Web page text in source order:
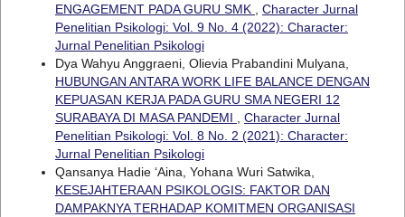
ENGAGEMENT PADA GURU SMK
Character Jurnal
Penelitian Psikologi: Vol. 9 No. 4 (2022): Character:
Jurnal Penelitian Psikologi
Dya Wahyu Anggraeni, Olievia Prabandini Mulyana,
HUBUNGAN ANTARA WORK LIFE BALANCE DENGAN
KEPUASAN KERJA PADA GURU SMA NEGERI 12
SURABAYA DI MASA PANDEMI
Character Jurnal
Penelitian Psikologi: Vol. 8 No. 2 (2021): Character:
Jurnal Penelitian Psikologi
Qansanya Hadie ‘Aina, Yohana Wuri Satwika,
KESEJAHTERAAN PSIKOLOGIS: FAKTOR DAN
DAMPAKNYA TERHADAP KOMITMEN ORGANISASI